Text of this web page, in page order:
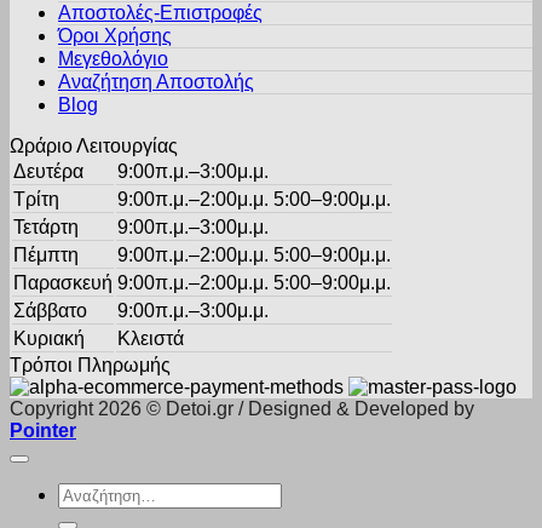
επιλεγούν
σελίδα
Αποστολές-Επιστροφές
Όροι Χρήσης
Μεγεθολόγιο
Αναζήτηση Αποστολής
Blog
Ωράριο Λειτουργίας
Δευτέρα
9:00π.μ.–3:00μ.μ.
Τρίτη
9:00π.μ.–2:00μ.μ. 5:00–9:00μ.μ.
Τετάρτη
9:00π.μ.–3:00μ.μ.
Πέμπτη
9:00π.μ.–2:00μ.μ. 5:00–9:00μ.μ.
Παρασκευή 9:00π.μ.–2:00μ.μ. 5:00–9:00μ.μ.
Σάββατο
9:00π.μ.–3:00μ.μ.
Κυριακή
Κλειστά
Τρόποι Πληρωμής
Copyright 2026 © Detoi.gr / Designed & Developed by
Pointer
Αναζήτηση
για: